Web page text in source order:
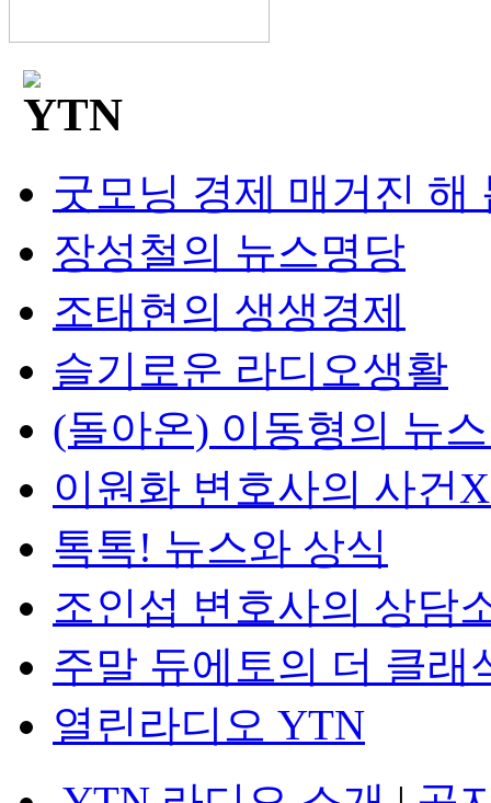
굿모닝 경제 매거진 해
장성철의 뉴스명당
조태현의 생생경제
슬기로운 라디오생활
(돌아온) 이동형의 뉴
이원화 변호사의 사건
톡톡! 뉴스와 상식
조인섭 변호사의 상담
주말 듀에토의 더 클래
열린라디오 YTN